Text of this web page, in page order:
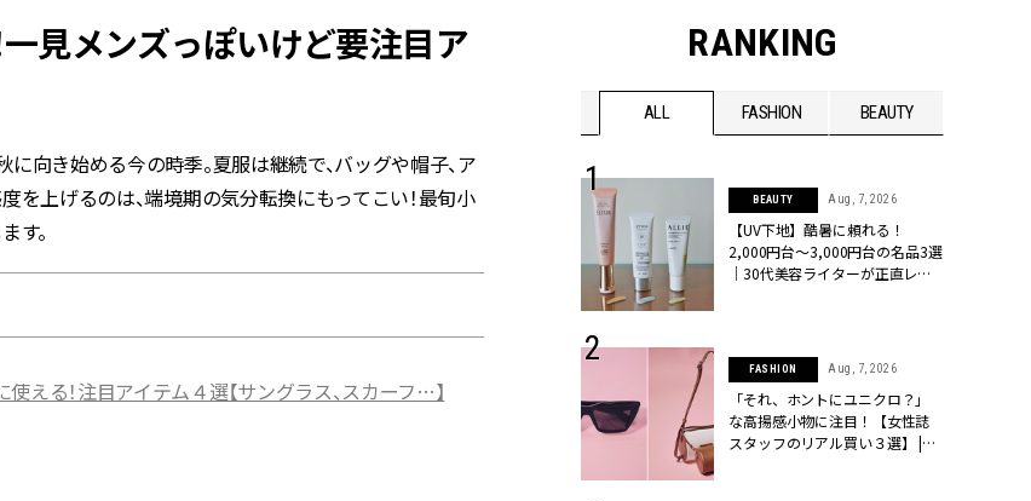
見メンズっぽいけど要注目ア
向き始める今の時季。夏服は継続で、バッグや帽子、ア
を上げるのは、端境期の気分転換にもってこい！最旬小
す。
える！注目アイテム４選【サングラス、スカーフ…】
RANKING
ALL FASHION BEAUTY
BEAUTY Aug, 7, 2026
【UV下地】酷暑に頼れる！
｜30代美容ライターが正直レビ
【ヘアアクセ6選】手抜きに見え
WEDDING Aug, 13, 2025
エピソードも | CLASSY.[クラッシ
【一生ものジュエリー】1つでも
BEAUTY Aug, 7, 2026
【UV下地】酷暑に頼れる！
2,000円台〜3,000円台の名品3選
｜30代美容ライターが正直レビ
FASHION Aug, 7, 2026
「それ、ホントにユニクロ？」
な高揚感小物に注目！【女性誌
スタッフのリアル買い３選】 |